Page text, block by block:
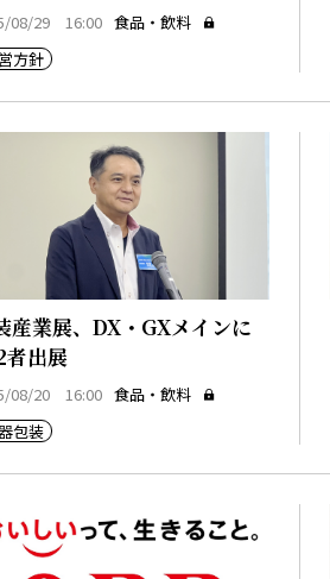
08/29 16:00 食品・飲料
方針
産業展、DX・GXメインに
者出展
08/20 16:00 食品・飲料
包装